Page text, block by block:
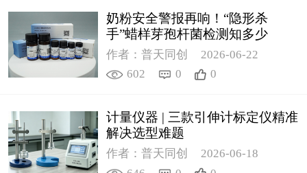
奶粉安全警报再响！“隐形杀
手”蜡样芽孢杆菌检测知多少
作者：普天同创
2026-06-22
602
0 0
计量仪器 | 三款引伸计标定仪精准
解决选型难题
作者：普天同创
2026-06-18